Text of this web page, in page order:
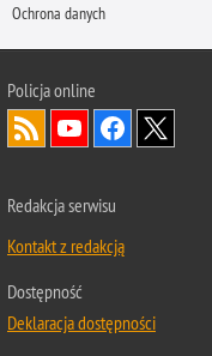
Ochrona danych
Policja online
Redakcja serwisu
Kontakt z redakcją
Dostępność
Deklaracja dostępności